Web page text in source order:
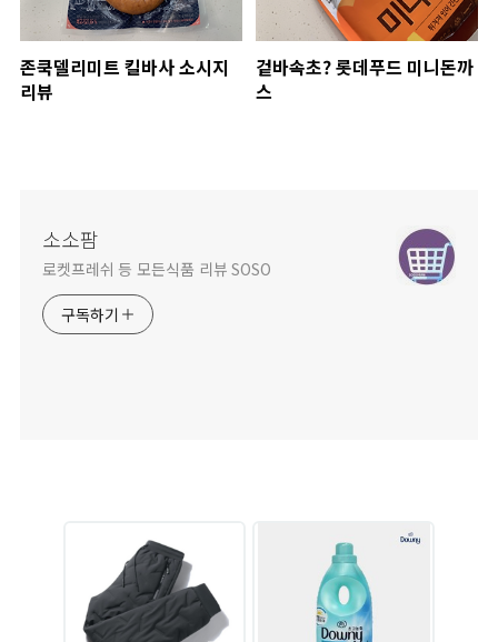
존쿡델리미트 킬바사 소시지
리뷰
겉바속초? 롯데푸드 미니돈까
스
소소팜
로켓프레쉬 등 모든식품 리뷰 SOSO
구독하기